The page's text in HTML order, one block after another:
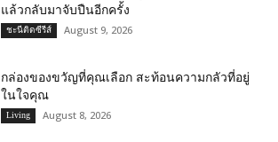
แล้วกลับมาจับปืนอีกครั้ง
ชะนีติดซีรีส์ August 9, 2026
กล่องของขวัญที่คุณเลือก สะท้อนความกลัวที่อยู่
ในใจคุณ
Living August 8, 2026